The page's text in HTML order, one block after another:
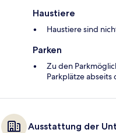
Haustiere
Haustiere sind
Parken
Zu den
Parkplätze abseits
Ausstattung der